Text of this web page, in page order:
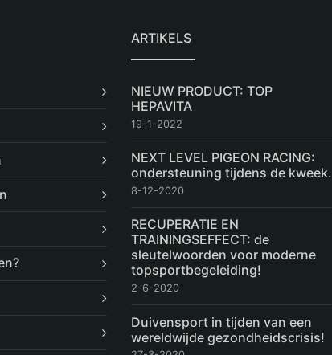
ARTIKELS
NIEUW PRODUCT: TOP
HEPAVITA
19-1-2022
NEXT LEVEL PIGEON RACING:
ondersteuning tijdens de kweek.
8-12-2020
RECUPERATIE EN
TRAININGSEFFECT: de
sleutelwoorden voor moderne
topsportbegeleiding!
2-6-2020
Duivensport in tijden van een
wereldwijde gezondheidscrisis!